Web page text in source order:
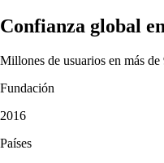
Confianza global
Millones de usuarios en más de
Fundación
2016
Países